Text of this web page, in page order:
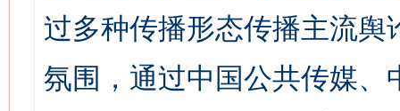
过多种传播形态传播主流
氛围，通过中国公共传媒